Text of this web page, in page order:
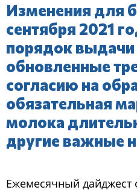
Изменения для
сентября 2021
порядок
обновленные
согласию на
обязательная
молока
другие важные
Ежемеcячный дайджеcт